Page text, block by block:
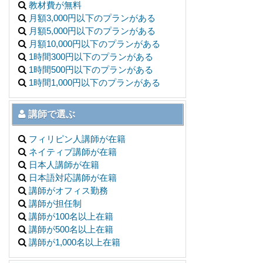
教材費が無料
月額3,000円以下のプランがある
月額5,000円以下のプランがある
月額10,000円以下のプランがある
1時間300円以下のプランがある
1時間500円以下のプランがある
1時間1,000円以下のプランがある
講師で選ぶ
フィリピン人講師が在籍
ネイティブ講師が在籍
日本人講師が在籍
日本語対応講師が在籍
講師がオフィス勤務
講師が担任制
講師が100名以上在籍
講師が500名以上在籍
講師が1,000名以上在籍